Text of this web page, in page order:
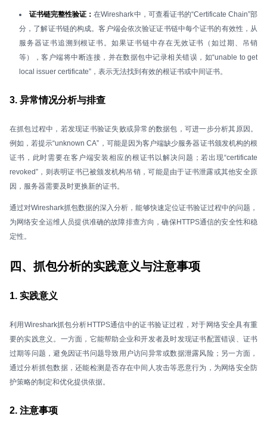
证书链完整性验证：在Wireshark中，可查看证书的“Certificate Chain”部
分，了解证书链的构成。客户端会依次验证证书链中每个证书的有效性，从
服务器证书追溯到根证书。如果证书链中存在无效证书（如过期、吊销
等），客户端将中断连接，并在数据包中记录相关错误，如“unable to get
local issuer certificate”，表示无法找到有效的根证书或中间证书。
3. 异常情况分析与排查
在抓包过程中，若发现证书验证失败或异常的数据包，可进一步分析其原因。
例如，若提示“unknown CA”，可能是因为客户端缺少服务器证书颁发机构的根
证书，此时需要在客户端安装相应的根证书以解决问题；若出现“certificate
revoked”，则表明证书已被颁发机构吊销，可能是由于证书泄露或其他安全原
因，服务器需要及时更换新的证书。
通过对Wireshark抓包数据的深入分析，能够快速定位证书验证过程中的问题，
为网络安全运维人员提供准确的故障排查方向，确保HTTPS通信的安全性和稳
定性。
四、抓包分析的实践意义与注意事项
1. 实践意义
利用Wireshark抓包分析HTTPS通信中的证书验证过程，对于网络安全具有重
要的实践意义。一方面，它能帮助企业和开发者及时发现证书配置错误、证书
过期等问题，避免因证书问题导致用户访问异常或数据泄露风险；另一方面，
通过分析抓包数据，还能检测是否存在中间人攻击等恶意行为，为网络安全防
护策略的制定和优化提供依据。
2. 注意事项